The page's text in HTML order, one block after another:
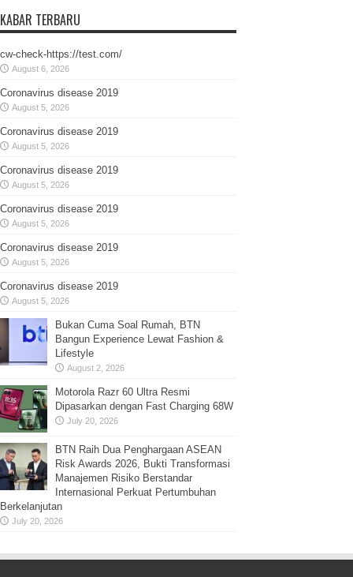
KABAR TERBARU
cw-check-https://test.com/
August 6, 2026
Coronavirus disease 2019
August 5, 2026
Coronavirus disease 2019
August 5, 2026
Coronavirus disease 2019
August 5, 2026
Coronavirus disease 2019
August 5, 2026
Coronavirus disease 2019
August 5, 2026
Coronavirus disease 2019
August 5, 2026
Bukan Cuma Soal Rumah, BTN
Bangun Experience Lewat Fashion &
Lifestyle
August 2, 2026
Motorola Razr 60 Ultra Resmi
Dipasarkan dengan Fast Charging 68W
July 20, 2026
BTN Raih Dua Penghargaan ASEAN
Risk Awards 2026, Bukti Transformasi
Manajemen Risiko Berstandar
Internasional Perkuat Pertumbuhan
Berkelanjutan
July 20, 2026